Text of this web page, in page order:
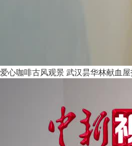
爱心咖啡古风观景 武汉昙华林献血